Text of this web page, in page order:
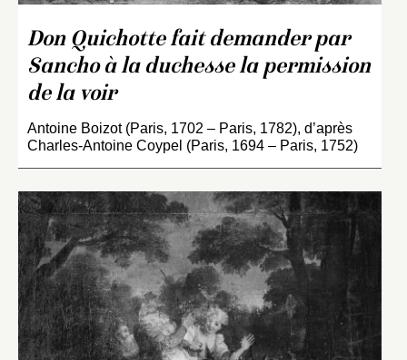
Don Quichotte fait demander par
Sancho à la duchesse la permission
de la voir
Antoine Boizot (Paris, 1702 – Paris, 1782), d’après
Charles-Antoine Coypel (Paris, 1694 – Paris, 1752)